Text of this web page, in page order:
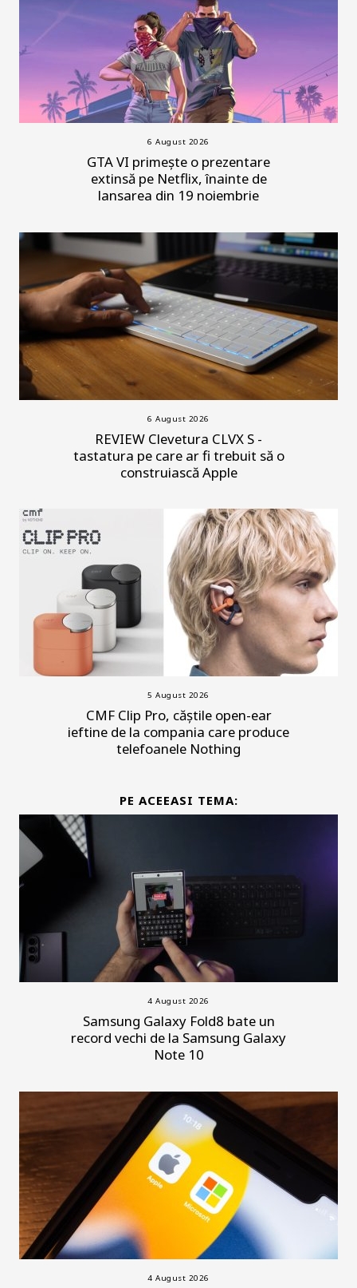
6 August 2026
GTA VI primește o prezentare
extinsă pe Netflix, înainte de
lansarea din 19 noiembrie
6 August 2026
REVIEW Clevetura CLVX S -
tastatura pe care ar fi trebuit să o
construiască Apple
5 August 2026
CMF Clip Pro, căștile open-ear
ieftine de la compania care produce
telefoanele Nothing
PE ACEEASI TEMA:
4 August 2026
Samsung Galaxy Fold8 bate un
record vechi de la Samsung Galaxy
Note 10
4 August 2026